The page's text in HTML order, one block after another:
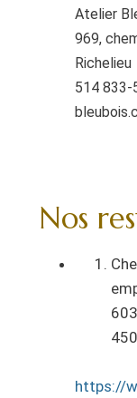
Atelier
969,
Richelieu
514 833-
Nos
https://